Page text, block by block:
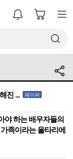
진 ... 페이퍼
야 하는 배우자들의
족이라는 울타리에